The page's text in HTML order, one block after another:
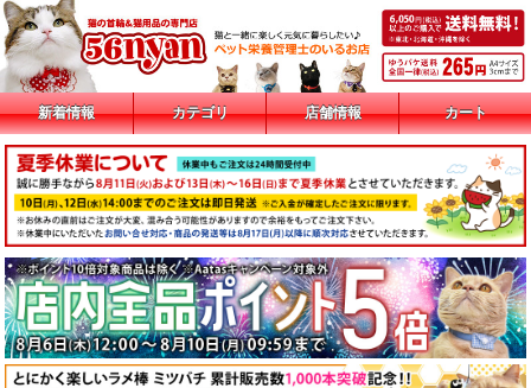
新着情報 カテゴリ 店舗情報 カート